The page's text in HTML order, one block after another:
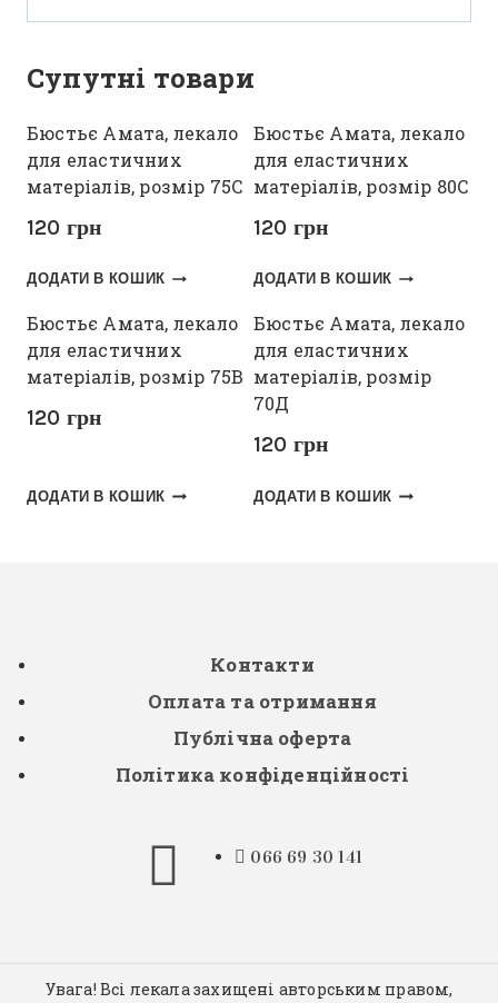
Супутні товари
Бюстьє Амата, лекало
для еластичних
матеріалів, розмір 75С
120 грн
ДОДАТИ В КОШИК
Бюстьє Амата, лекало
для еластичних
матеріалів, розмір 80С
120 грн
ДОДАТИ В КОШИК
Бюстьє Амата, лекало
для еластичних
матеріалів, розмір 75В
120 грн
ДОДАТИ В КОШИК
Бюстьє Амата, лекало
для еластичних
матеріалів, розмір
70Д
120 грн
ДОДАТИ В КОШИК
Контакти
Оплата та отримання
Публічна оферта
Політика конфіденційності
066 69 30 141
Увага! Всі лекала захищені авторським правом,